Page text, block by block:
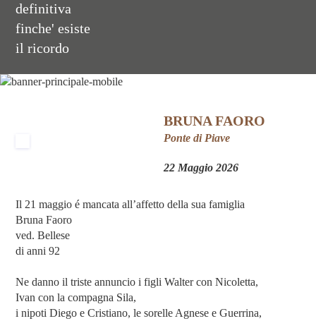
definitiva
finche' esiste
il ricordo
BRUNA FAORO
Ponte di Piave
22 Maggio 2026
Il 21 maggio é mancata all’affetto della sua famiglia
Bruna Faoro
ved. Bellese
di anni 92
Ne danno il triste annuncio i figli Walter con Nicoletta,
Ivan con la compagna Sila,
i nipoti Diego e Cristiano, le sorelle Agnese e Guerrina,